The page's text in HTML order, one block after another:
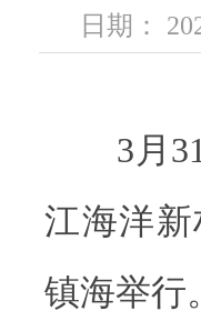
日期：
3月31
江海洋
镇海举行。